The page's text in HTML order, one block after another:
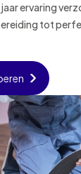
ervaring
tot